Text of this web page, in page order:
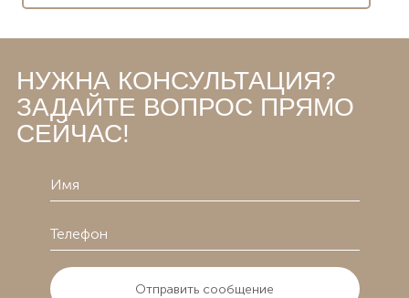
НУЖНА КОНСУЛЬТАЦИЯ?
ЗАДАЙТЕ ВОПРОС ПРЯМО
СЕЙЧАС!
Отправить сообщение